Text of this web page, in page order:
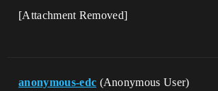
[Attachment Removed]
anonymous-edc (Anonymous User)